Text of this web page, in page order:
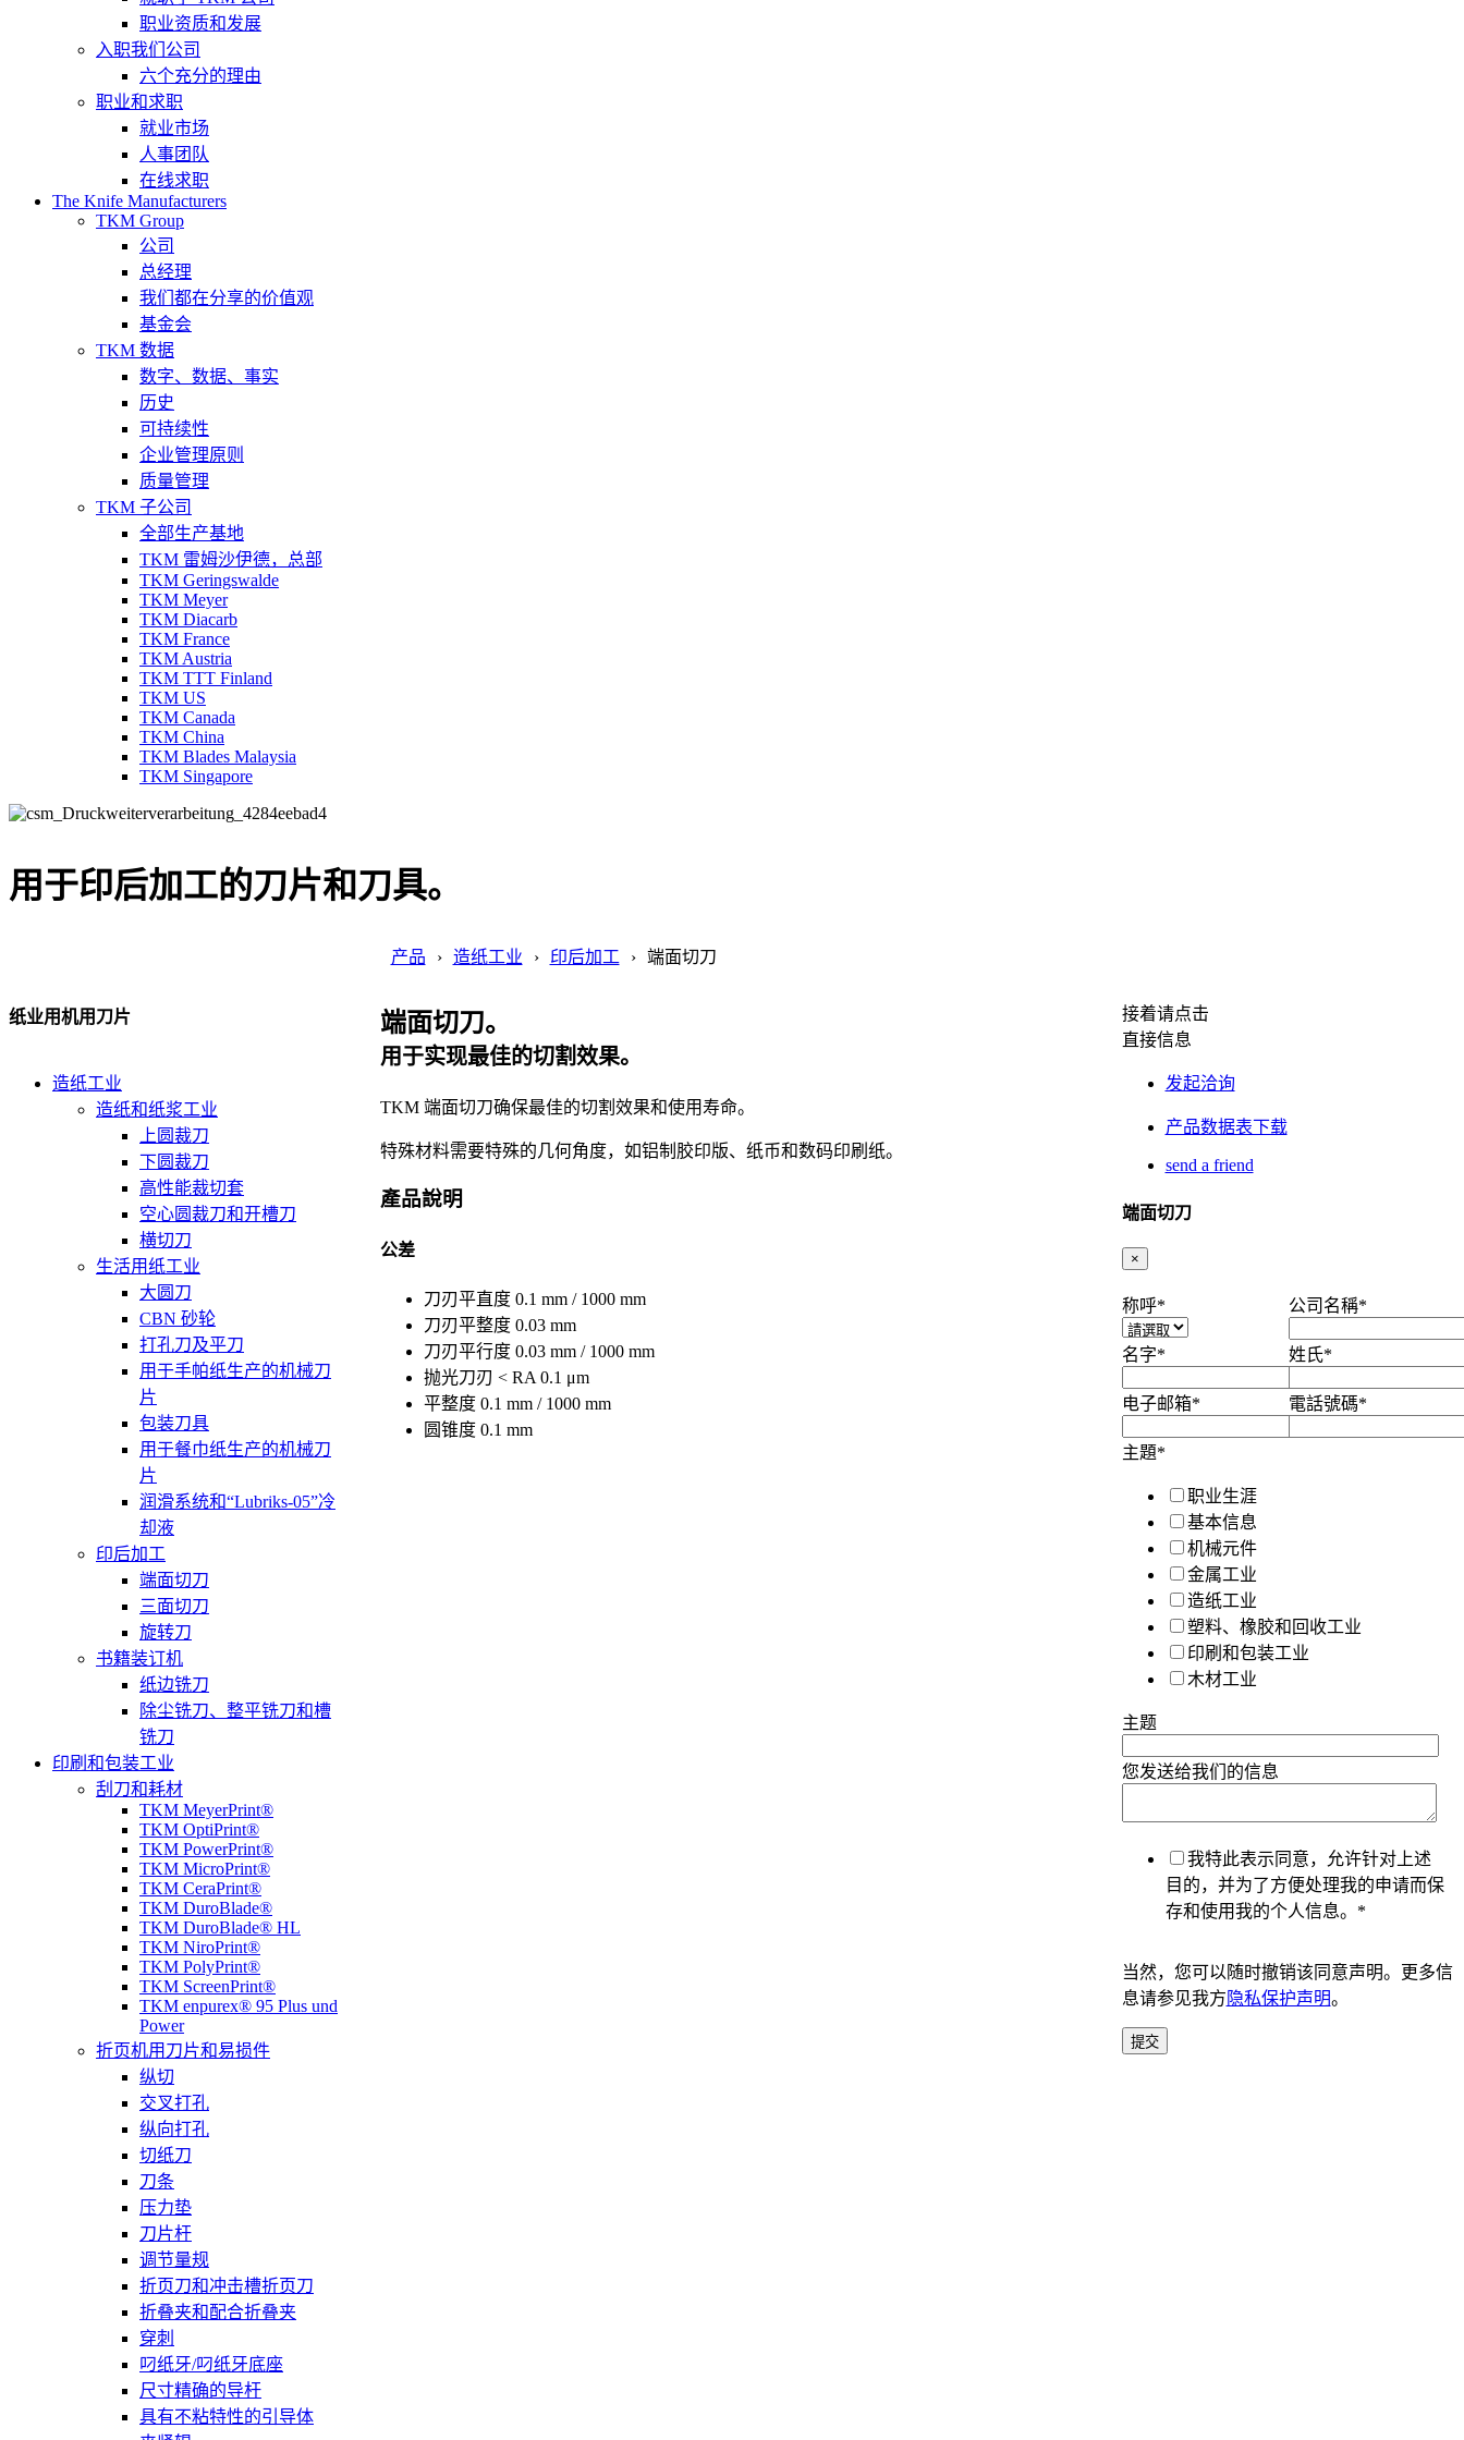
职业资质和发展
入职我们公司
六个充分的理由
职业和求职
就业市场
人事团队
在线求职
The Knife Manufacturers
TKM Group
公司
总经理
我们都在分享的价值观
基金会
TKM 数据
数字、数据、事实
历史
可持续性
企业管理原则
质量管理
TKM 子公司
全部生产基地
TKM 雷姆沙伊德，总部
TKM Geringswalde
TKM Meyer
TKM Diacarb
TKM France
TKM Austria
TKM TTT Finland
TKM US
TKM Canada
TKM China
TKM Blades Malaysia
TKM Singapore
用于印后加工的刀片和刀具。
产品 造纸工业 印后加工 端面切刀
纸业用机用刀片
造纸工业
造纸和纸浆工业
上圆裁刀
下圆裁刀
高性能裁切套
空心圆裁刀和开槽刀
横切刀
生活用纸工业
大圆刀
CBN 砂轮
打孔刀及平刀
用于手帕纸生产的机械刀
片
包装刀具
用于餐巾纸生产的机械刀
片
润滑系统和“Lubriks-05”冷
却液
印后加工
端面切刀
三面切刀
旋转刀
书籍装订机
纸边铣刀
除尘铣刀、整平铣刀和槽
铣刀
印刷和包装工业
刮刀和耗材
TKM MeyerPrint®
TKM OptiPrint®
TKM PowerPrint®
TKM MicroPrint®
TKM CeraPrint®
TKM DuroBlade®
TKM DuroBlade® HL
TKM NiroPrint®
TKM PolyPrint®
TKM ScreenPrint®
TKM enpurex® 95 Plus und
Power
折页机用刀片和易损件
纵切
交叉打孔
纵向打孔
切纸刀
刀条
压力垫
刀片杆
调节量规
折页刀和冲击槽折页刀
折叠夹和配合折叠夹
穿刺
叼纸牙/叼纸牙底座
尺寸精确的导杆
具有不粘特性的引导体
端面切刀。
用于实现最佳的切割效果。
TKM 端面切刀确保最佳的切割效果和使用寿命。
特殊材料需要特殊的几何角度，如铝制胶印版、纸币和数码印刷纸。
產品說明
公差
刀刃平直度 0.1 mm / 1000 mm
刀刃平整度 0.03 mm
刀刃平行度 0.03 mm / 1000 mm
抛光刀刃 < RA 0.1 μm
平整度 0.1 mm / 1000 mm
圆锥度 0.1 mm
接着请点击
直接信息
发起洽询
产品数据表下载
send a friend
端面切刀
×
称呼* 公司名稱*
名字* 姓氏*
电子邮箱* 電話號碼*
主題*
职业生涯
基本信息
机械元件
金属工业
造纸工业
塑料、橡胶和回收工业
印刷和包装工业
木材工业
主题
您发送给我们的信息
我特此表示同意，允许针对上述
目的，并为了方便处理我的申请而保
存和使用我的个人信息。 *
当然，您可以随时撤销该同意声明。更多信
息请参见我方 隐私保护声明。